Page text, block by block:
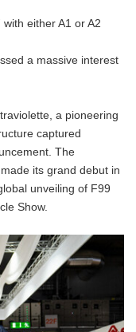
either A1 or A2
a massive interest
a pioneering
captured
The
its grand debut in
unveiling of F99
Show.